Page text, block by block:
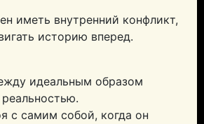
иметь внутренний конфликт,
историю вперед.
идеальным образом
с самим собой, когда он